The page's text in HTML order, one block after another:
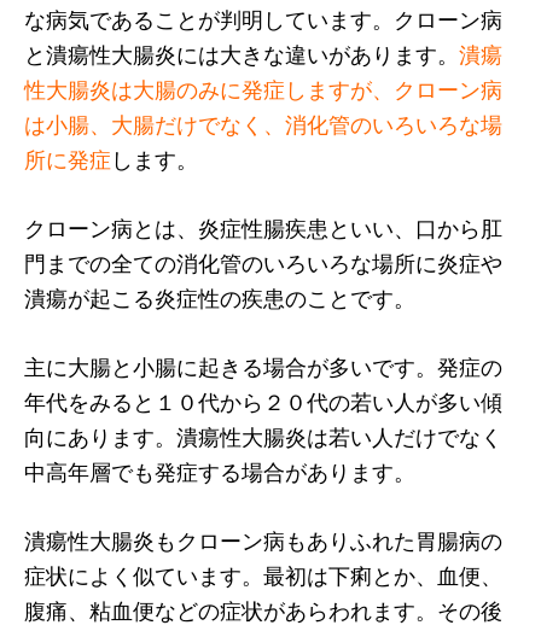
な病気であることが判明しています。クローン病
と潰瘍性大腸炎には大きな違いがあります。 潰瘍
性大腸炎は大腸のみに発症しますが、クローン病
は小腸、大腸だけでなく、消化管のいろいろな場
所に発症 します。
クローン病とは、炎症性腸疾患といい、口から肛
門までの全ての消化管のいろいろな場所に炎症や
潰瘍が起こる炎症性の疾患のことです。
主に大腸と小腸に起きる場合が多いです。発症の
年代をみると１０代から２０代の若い人が多い傾
向にあります。潰瘍性大腸炎は若い人だけでなく
中高年層でも発症する場合があります。
潰瘍性大腸炎もクローン病もありふれた胃腸病の
症状によく似ています。最初は下痢とか、血便、
腹痛、粘血便などの症状があらわれます。その後